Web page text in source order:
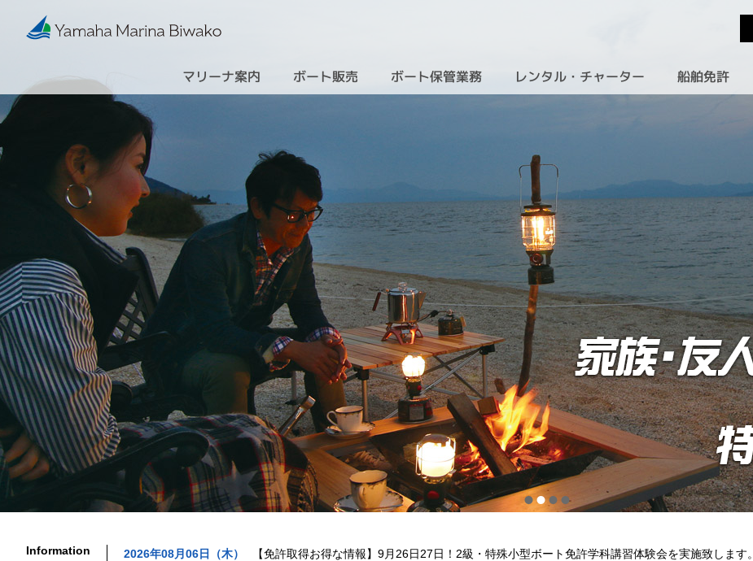
マリーナ案内 ボート販売 ボート保管業務 レンタル・チャーター 船舶免許
Information 2026年08月06日（木）
【免許取得お得な情報】9月26日27日！2級・特殊小型ボート免許学科講習体験会を実施致します。